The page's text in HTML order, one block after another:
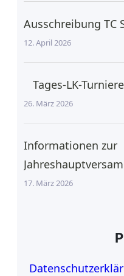
Ausschreibung TC
12. April 2026
Tages-LK-
26. März 2026
Informationen zur
17. März 2026